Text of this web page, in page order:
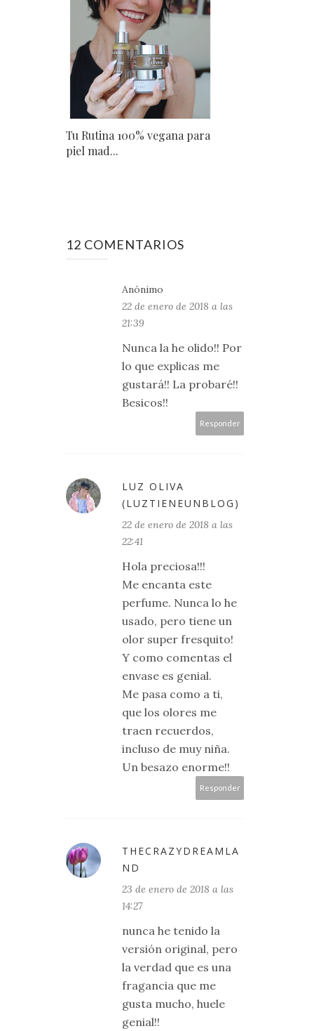
Tu Rutina 100% vegana para
piel mad...
12 COMENTARIOS
Anónimo
22 de enero de 2018 a las
21:39
Nunca la he olido!! Por
lo que explicas me
gustará!! La probaré!!
Besicos!!
Responder
LUZ OLIVA
(LUZTIENEUNBLOG)
22 de enero de 2018 a las
22:41
Hola preciosa!!!
Me encanta este
perfume. Nunca lo he
usado, pero tiene un
olor super fresquito!
Y como comentas el
envase es genial.
Me pasa como a ti,
que los olores me
traen recuerdos,
incluso de muy niña.
Un besazo enorme!!
Responder
THECRAZYDREAMLA
ND
23 de enero de 2018 a las
14:27
nunca he tenido la
versión original, pero
la verdad que es una
fragancia que me
gusta mucho, huele
genial!!